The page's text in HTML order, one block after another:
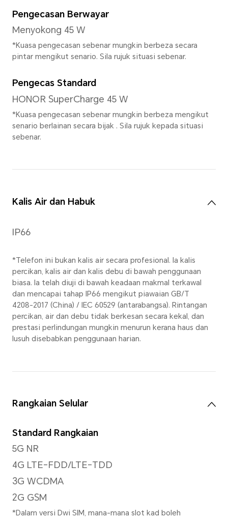
Kamera Utama 108 MP (f/
Kamera Ultra Lebar 5 MP (f/
*Piksel foto dan video mungkin
pada mod penggambaran. Sila
sebenar.
Rakaman Video
Menyokong rakaman video
(1080×2520)
pada mod rakaman video.
Mod Fokus
Zum Digital sehingga 10x
*Resolusi imej sebenar mungkin
pada mod penggambaran.
Resolusi Video
Sokongan sehingga